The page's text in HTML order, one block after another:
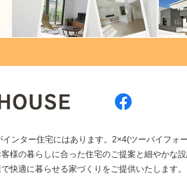
ンター住宅にはあります。2×4(ツーバイフォ
様の暮らしに合った住宅のご提案と細やかな
快適に暮らせる家づくりをご提供いたします。